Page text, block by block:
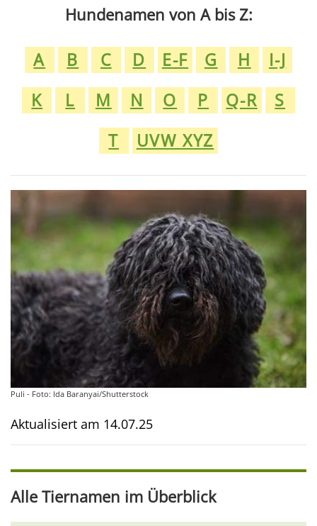
Hundenamen von A bis Z:
A B C D E-F G H
I-J
K
L M N O P Q-R
S
T
UVW XYZ
Puli - Foto: Ida Baranyai/Shutterstock
Aktualisiert am 14.07.25
Alle Tiernamen im Überblick